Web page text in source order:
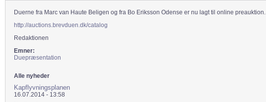
Duerne fra Marc van Haute Beligen og fra Bo Eriksson Odense er nu lagt til online preauktion.
http://auctions.brevduen.dk/catalog
Redaktionen
Emner:
Duepræsentation
Alle nyheder
Kapflyvningsplanen
16.07.2014 - 13:58